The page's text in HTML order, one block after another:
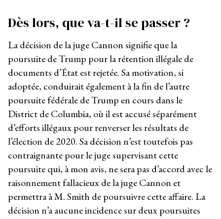
Dès lors, que va-t-il se passer ?
La décision de la juge Cannon signifie que la
poursuite de Trump pour la rétention illégale de
documents d’État est rejetée. Sa motivation, si
adoptée, conduirait également à la fin de l’autre
poursuite fédérale de Trump en cours dans le
District de Columbia, où il est accusé séparément
d’efforts illégaux pour renverser les résultats de
l’élection de 2020. Sa décision n’est toutefois pas
contraignante pour le juge supervisant cette
poursuite qui, à mon avis, ne sera pas d’accord avec le
raisonnement fallacieux de la juge Cannon et
permettra à M. Smith de poursuivre cette affaire. La
décision n’a aucune incidence sur deux poursuites